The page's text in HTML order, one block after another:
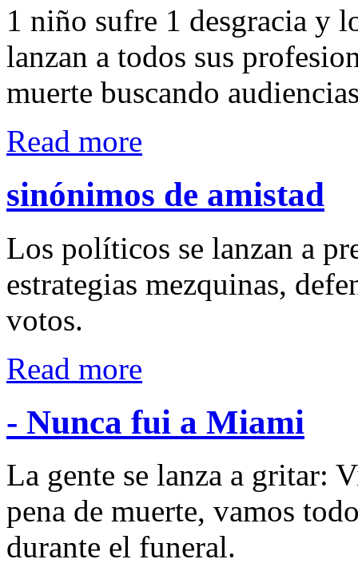
1 niño sufre 1 desgracia y
lanzan a todos sus
muerte buscando
Read more
sinónimos de amistad
Los políticos se lanzan a
estrategias mezquinas,
votos.
Read more
- Nunca fui a Miami
La gente se lanza a gritar:
pena de muerte, vamos
durante el funeral.